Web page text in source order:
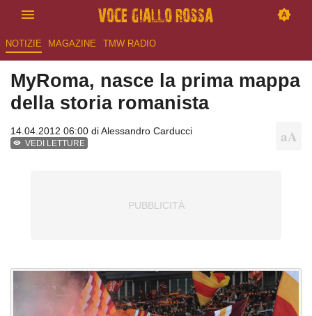
NOTIZIE MAGAZINE TMW RADIO
MyRoma, nasce la prima mappa
della storia romanista
14.04.2012 06:00 diAlessandro Carducci
VEDI LETTURE